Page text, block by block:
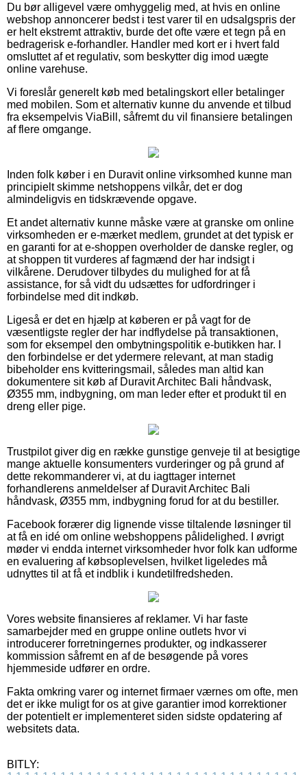
Du bør alligevel være omhyggelig med, at hvis en online
webshop annoncerer bedst i test varer til en udsalgspris der
er helt ekstremt attraktiv, burde det ofte være et tegn på en
bedragerisk e-forhandler. Handler med kort er i hvert fald
omsluttet af et regulativ, som beskytter dig imod uægte
online varehuse.
Vi foreslår generelt køb med betalingskort eller betalinger
med mobilen. Som et alternativ kunne du anvende et tilbud
fra eksempelvis ViaBill, såfremt du vil finansiere betalingen
af flere omgange.
Inden folk køber i en Duravit online virksomhed kunne man
principielt skimme netshoppens vilkår, det er dog
almindeligvis en tidskrævende opgave.
Et andet alternativ kunne måske være at granske om online
virksomheden er e-mærket medlem, grundet at det typisk er
en garanti for at e-shoppen overholder de danske regler, og
at shoppen tit vurderes af fagmænd der har indsigt i
vilkårene. Derudover tilbydes du mulighed for at få
assistance, for så vidt du udsættes for udfordringer i
forbindelse med dit indkøb.
Ligeså er det en hjælp at køberen er på vagt for de
væsentligste regler der har indflydelse på transaktionen,
som for eksempel den ombytningspolitik e-butikken har. I
den forbindelse er det ydermere relevant, at man stadig
bibeholder ens kvitteringsmail, således man altid kan
dokumentere sit køb af Duravit Architec Bali håndvask,
Ø355 mm, indbygning, om man leder efter et produkt til en
dreng eller pige.
Trustpilot giver dig en række gunstige genveje til at besigtige
mange aktuelle konsumenters vurderinger og på grund af
dette rekommanderer vi, at du iagttager internet
forhandlerens anmeldelser af Duravit Architec Bali
håndvask, Ø355 mm, indbygning forud for at du bestiller.
Facebook forærer dig lignende visse tiltalende løsninger til
at få en idé om online webshoppens pålidelighed. I øvrigt
møder vi endda internet virksomheder hvor folk kan udforme
en evaluering af købsoplevelsen, hvilket ligeledes må
udnyttes til at få et indblik i kundetilfredsheden.
Vores website finansieres af reklamer. Vi har faste
samarbejder med en gruppe online outlets hvor vi
introducerer forretningernes produkter, og indkasserer
kommission såfremt en af de besøgende på vores
hjemmeside udfører en ordre.
Fakta omkring varer og internet firmaer værnes om ofte, men
det er ikke muligt for os at give garantier imod korrektioner
der potentielt er implementeret siden sidste opdatering af
websitets data.
BITLY: